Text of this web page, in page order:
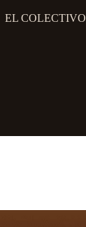
EL COLECTIVO